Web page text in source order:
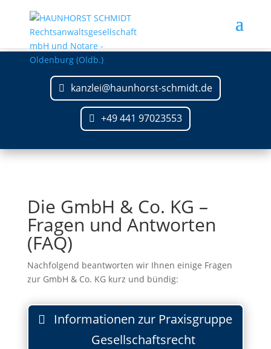
kanzlei@haunhorst-schmidt.de
+49 441 97023553
Die GmbH & Co. KG –
Fragen und Antworten
(FAQ)
Nachfolgend beantworten wir Ihnen einige Fragen
zur GmbH & Co. KG kurz und bündig:
Informationen zur Praxisgruppe
Gesellschaftsrecht